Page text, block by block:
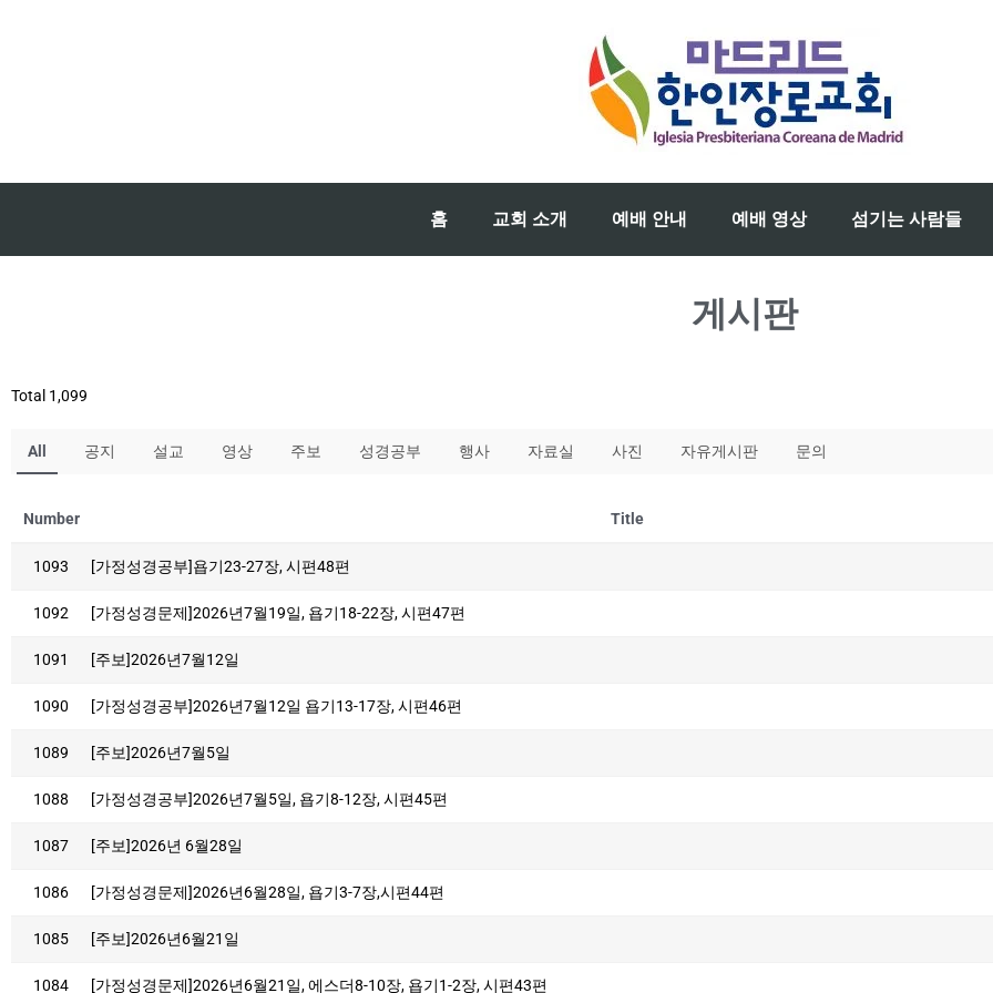
홈 교회 소개 예배 안내 예배 영상 섬기는 사람들
게시판
Total 1,099
All 공지 설교 영상 주보 성경공부 행사 자료실 사진 자유게시판 문의
Number Title
1093 [가정성경공부]욥기23-27장, 시편48편
1092 [가정성경문제]2026년7월19일, 욥기18-22장, 시편47편
1091 [주보]2026년7월12일
1090 [가정성경공부]2026년7월12일 욥기13-17장, 시편46편
1089 [주보]2026년7월5일
1088 [가정성경공부]2026년7월5일, 욥기8-12장, 시편45편
1087 [주보]2026년 6월28일
1086 [가정성경문제]2026년6월28일, 욥기3-7장,시편44편
1085 [주보]2026년6월21일
1084 [가정성경문제]2026년6월21일, 에스더8-10장, 욥기1-2장, 시편43편